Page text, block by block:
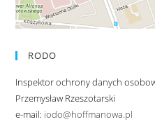
RODO
Inspektor ochrony danych
Przemysław Rzeszotarski
e-mail: iodo@hoffmanowa.pl